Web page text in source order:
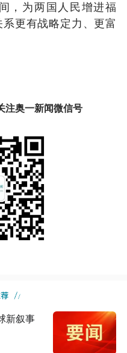
，为两国人民增进福
更有战略定力、更富
注奥一新闻微信号
新叙事